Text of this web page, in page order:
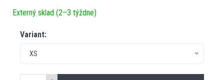
Externý sklad (2–3 týždne)
Variant:
XS